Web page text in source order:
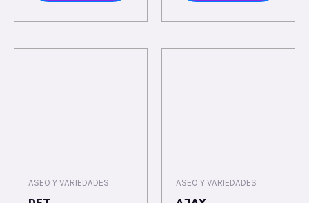
ASEO Y VARIEDADES ASEO Y VARIEDADES